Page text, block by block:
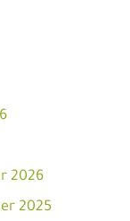
2026
2025